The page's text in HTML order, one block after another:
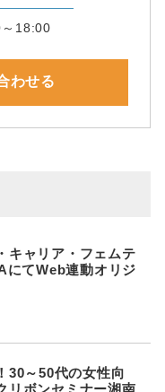
18:00
わせる
キャリア・フェムテ
にてWeb連動オリジ
30～50代の女性向
リボンセミナー湘南